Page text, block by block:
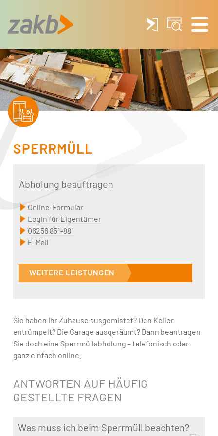
SPERRMÜLL
Abholung beauftragen
Online-Formular
Login für Eigentümer
06256 851-881
E-Mail
WEITERE LEISTUNGEN
Sie haben Ihr Zuhause ausgemistet? Den Keller
entrümpelt? Die Garage ausgeräumt? Dann beantragen
Sie doch eine Sperrmüllabholung – telefonisch oder
ganz einfach online.
ANTWORTEN AUF HÄUFIG
GESTELLTE FRAGEN
Was muss ich beim Sperrmüll beachten?